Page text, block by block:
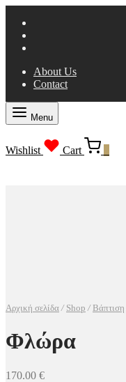
About Us
Contact
Menu
Wishlist Cart
Αρχική σελίδα / Shop / Βάπτιση
Φλώρα
170.00 €